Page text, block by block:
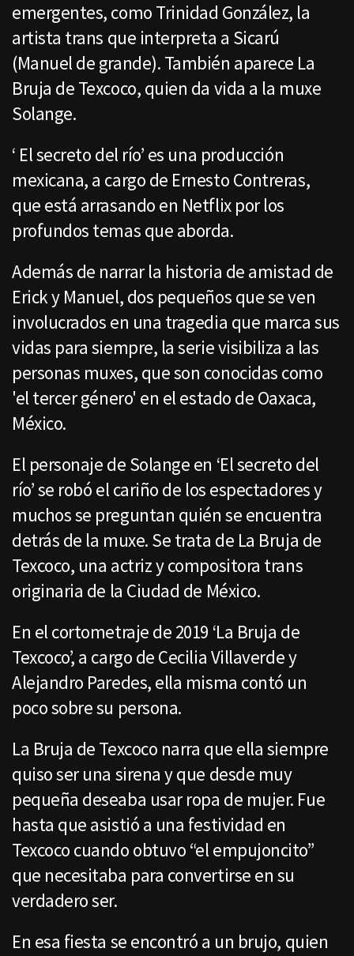
emergentes, como Trinidad González, la
artista trans que interpreta a Sicarú
(Manuel de grande). También aparece La
Bruja de Texcoco, quien da vida a la muxe
Solange.
‘ El secreto del río’ es una producción
mexicana, a cargo de Ernesto Contreras,
que está arrasando en Netflix por los
profundos temas que aborda.
Además de narrar la historia de amistad de
Erick y Manuel, dos pequeños que se ven
involucrados en una tragedia que marca sus
vidas para siempre, la serie visibiliza a las
personas muxes, que son conocidas como
'el tercer género' en el estado de Oaxaca,
México.
El personaje de Solange en ‘El secreto del
río’ se robó el cariño de los espectadores y
muchos se preguntan quién se encuentra
detrás de la muxe. Se trata de La Bruja de
Texcoco, una actriz y compositora trans
originaria de la Ciudad de México.
En el cortometraje de 2019 ‘La Bruja de
Texcoco’, a cargo de Cecilia Villaverde y
Alejandro Paredes, ella misma contó un
poco sobre su persona.
La Bruja de Texcoco narra que ella siempre
quiso ser una sirena y que desde muy
pequeña deseaba usar ropa de mujer. Fue
hasta que asistió a una festividad en
Texcoco cuando obtuvo “el empujoncito”
que necesitaba para convertirse en su
verdadero ser.
En esa fiesta se encontró a un brujo, quien